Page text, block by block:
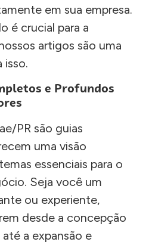
em sua empresa.
é crucial para a
artigos são uma
isso.
e Profundos
PR são guias
uma visão
essenciais para o
Seja você um
ou experiente,
desde a concepção
a expansão e